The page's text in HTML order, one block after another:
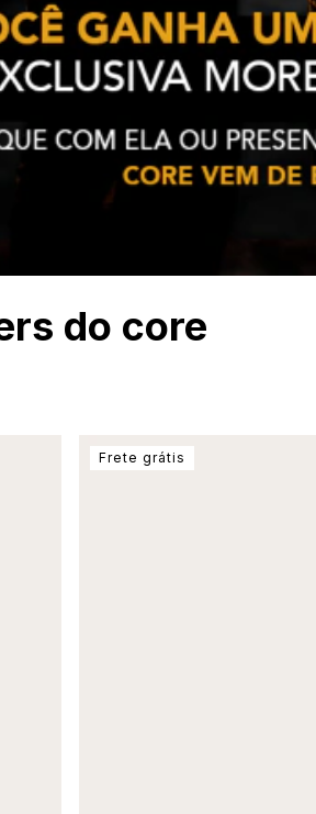
do core
Frete grátis